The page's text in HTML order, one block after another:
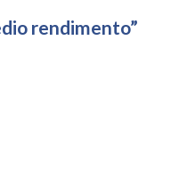
rendimento”